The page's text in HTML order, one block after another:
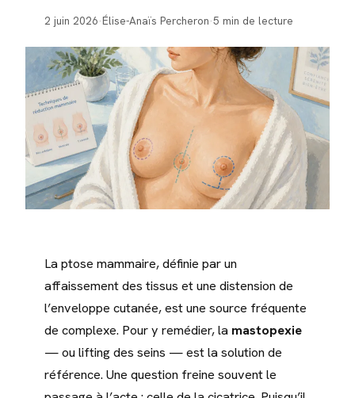
2 juin 2026·Élise-Anaïs Percheron·5 min de lecture
La ptose mammaire, définie par un
affaissement des tissus et une distension de
l’enveloppe cutanée, est une source fréquente
de complexe. Pour y remédier, la mastopexie
— ou lifting des seins — est la solution de
référence. Une question freine souvent le